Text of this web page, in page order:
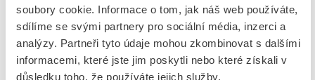
soubory cookie. Informace o tom, jak náš web používáte,
sdílíme se svými partnery pro sociální média, inzerci a
analýzy. Partneři tyto údaje mohou zkombinovat s dalšími
informacemi, které jste jim poskytli nebo které získali v
důsledku toho, že používáte jejich služby.
Kategorie nevýbušnosti -
prach
Bez
Šířka
86 mm
Výška
90 mm